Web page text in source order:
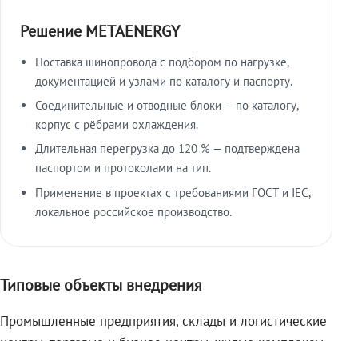
Решение METAENERGY
Поставка шинопровода с подбором по нагрузке,
документацией и узлами по каталогу и паспорту.
Соединительные и отводные блоки — по каталогу,
корпус с рёбрами охлаждения.
Длительная перегрузка до 120 % — подтверждена
паспортом и протоколами на тип.
Применение в проектах с требованиями ГОСТ и IEC,
локальное российское производство.
Типовые объекты внедрения
Промышленные предприятия, склады и логистические